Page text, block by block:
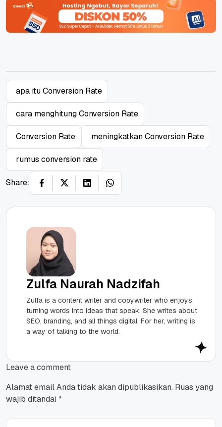
apa itu Conversion Rate
cara menghitung Conversion Rate
Conversion Rate meningkatkan Conversion Rate
rumus conversion rate
Share:
Zulfa Naurah Nadzifah
Zulfa is a content writer and copywriter who enjoys
turning words into ideas that speak. She writes about
SEO, branding, and all things digital. For her, writing is
a way of talking to the world.
Leave a comment
Alamat email Anda tidak akan dipublikasikan. Ruas yang
wajib ditandai *